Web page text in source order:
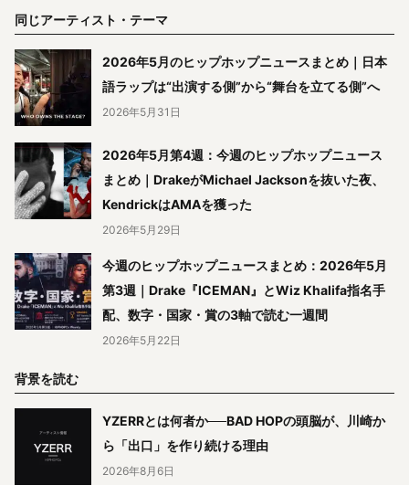
同じアーティスト・テーマ
2026年5月のヒップホップニュースまとめ｜日本
語ラップは“出演する側”から“舞台を立てる側”へ
2026年5月31日
2026年5月第4週：今週のヒップホップニュース
まとめ｜DrakeがMichael Jacksonを抜いた夜、
KendrickはAMAを獲った
2026年5月29日
今週のヒップホップニュースまとめ：2026年5月
第3週｜Drake『ICEMAN』とWiz Khalifa指名手
配、数字・国家・賞の3軸で読む一週間
2026年5月22日
背景を読む
YZERRとは何者か──BAD HOPの頭脳が、川崎か
ら「出口」を作り続ける理由
2026年8月6日